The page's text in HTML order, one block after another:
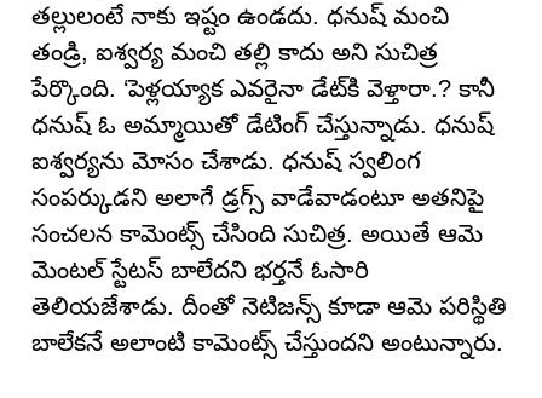
తల్లులంటే నాకు ఇష్టం ఉండదు. ధనుష్ మంచి
తండ్రి, ఐశ్వర్య మంచి తల్లి కాదు అని సుచిత్ర
పేర్కొంది. ‘పెళ్లయ్యాక ఎవరైనా డేట్‌కి వెళ్తారా.? కానీ
ధనుష్ ఓ అమ్మాయితో డేటింగ్ చేస్తున్నాడు. ధనుష్
ఐశ్వర్యను మోసం చేశాడు. ధనుష్ స్వలింగ
సంపర్కుడని అలాగే డ్రగ్స్ వాడేవాడంటూ అతనిపై
సంచల‌న కామెంట్స్ చేసింది సుచిత్ర‌. అయితే ఆమె
మెంట‌ల్ స్టేట‌స్ బాలేద‌ని భ‌ర్త‌నే ఓసారి
తెలియ‌జేశాడు. దీంతో నెటిజ‌న్స్ కూడా ఆమె ప‌రిస్థితి
బాలేకనే అలాంటి కామెంట్స్ చేస్తుంద‌ని అంటున్నారు.